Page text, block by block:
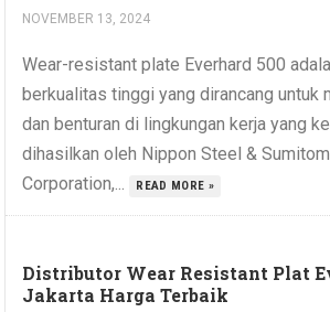
NOVEMBER 13, 2024
Wear-resistant plate Everhard 500
berkualitas tinggi yang dirancang untuk
dan benturan di lingkungan kerja yang
dihasilkan oleh Nippon Steel &
Corporation,...
READ MORE »
Distributor Wear Resistant Plat
Jakarta Harga Terbaik